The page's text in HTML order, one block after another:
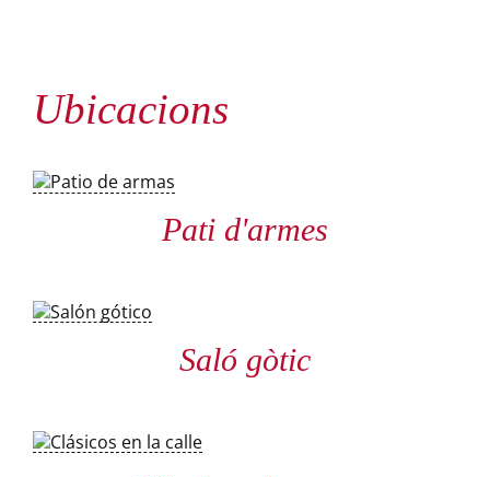
Ubicacions
Pati d'armes
Saló gòtic